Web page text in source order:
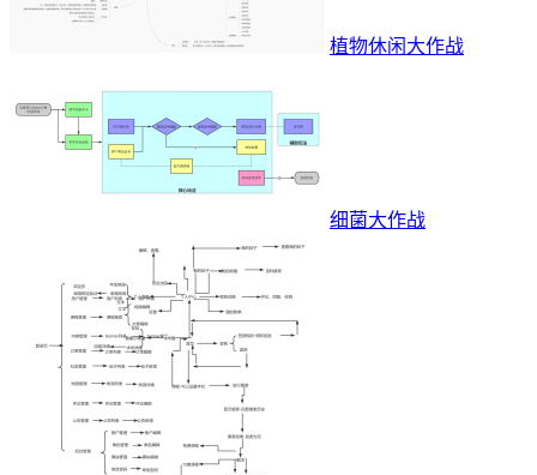
植物休闲大作战
细菌大作战